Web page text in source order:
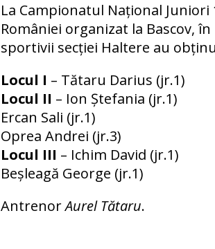
La Campionatul Național Juniori
României organizat la Bascov, în
sportivii secției Haltere au
Locul I – Tătaru Darius (jr.1)
Locul II – Ion Ștefania (jr.1)
Ercan Sali (jr.1)
Oprea Andrei (jr.3)
Locul III – Ichim David (jr.1)
Beșleagă George (jr.1)
AntrenorAurel Tătaru.